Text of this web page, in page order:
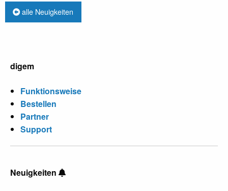
alle Neuigkeiten
digem
Funktionsweise
Bestellen
Partner
Support
Neuigkeiten